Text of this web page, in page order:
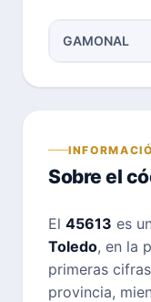
GAMONAL
Sobre el
El 45613 es
Toledo, en la
primeras
provincia,